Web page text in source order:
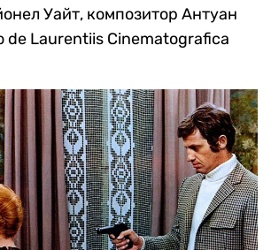
Уайт, композитор Антуан
Laurentiis Cinematografica